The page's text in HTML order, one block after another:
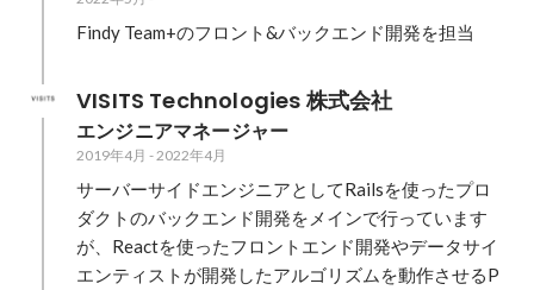
Findy Team+のフロント&バックエンド開発を担当
VISITS Technologies 株式会社
エンジニアマネージャー
2019年4月 - 2022年4月
サーバーサイドエンジニアとしてRailsを使ったプロ
ダクトのバックエンド開発をメインで行っています
が、Reactを使ったフロントエンド開発やデータサイ
エンティストが開発したアルゴリズムを動作させるP